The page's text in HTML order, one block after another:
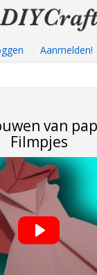
Aanmelden!
van
Filmpjes